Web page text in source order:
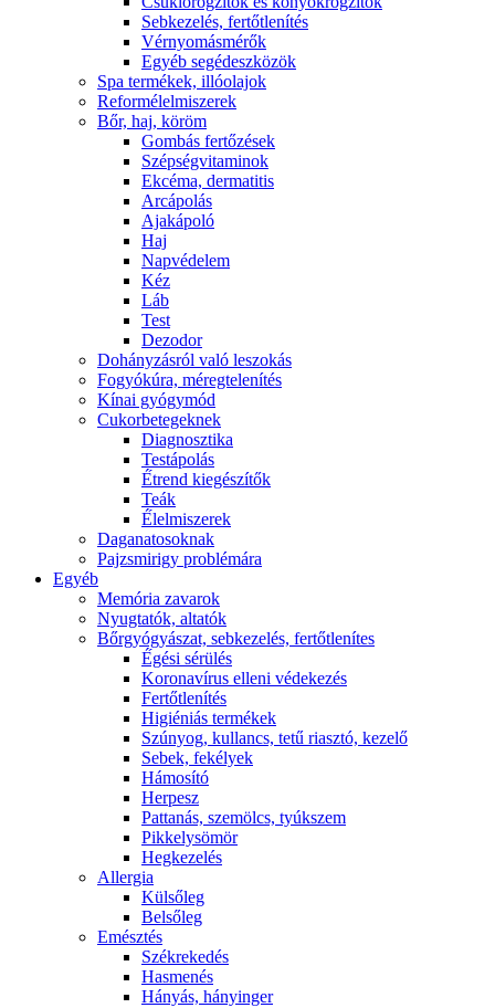
Sebkezelés, fertőtlenítés
Vérnyomásmérők
Egyéb segédeszközök
Spa termékek, illóolajok
Reformélelmiszerek
Bőr, haj, köröm
Gombás fertőzések
Szépségvitaminok
Ekcéma, dermatitis
Arcápolás
Ajakápoló
Haj
Napvédelem
Kéz
Láb
Test
Dezodor
Dohányzásról való leszokás
Fogyókúra, méregtelenítés
Kínai gyógymód
Cukorbetegeknek
Diagnosztika
Testápolás
É́trend kiegészítők
Teák
É́lelmiszerek
Daganatosoknak
Pajzsmirigy problémára
Egyéb
Memória zavarok
Nyugtatók, altatók
Bőrgyógyászat, sebkezelés, fertőtlenítes
É́gési sérülés
Koronavírus elleni védekezés
Fertőtlenítés
Higiéniás termékek
Szúnyog, kullancs, tetű riasztó, kezelő
Sebek, fekélyek
Hámosító
Herpesz
Pattanás, szemölcs, tyúkszem
Pikkelysömör
Hegkezelés
Allergia
Külsőleg
Belsőleg
Emésztés
Székrekedés
Hasmenés
Hányás, hányinger